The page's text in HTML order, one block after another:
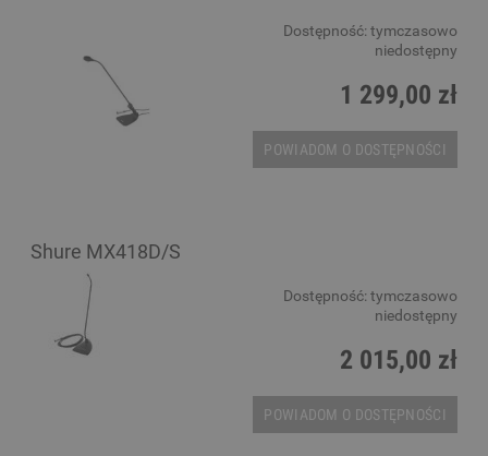
Dostępność: tymczasowo
niedostępny
1 299,00 zł
POWIADOM O DOSTĘPNOŚCI
Shure MX418D/S
Dostępność: tymczasowo
niedostępny
2 015,00 zł
POWIADOM O DOSTĘPNOŚCI